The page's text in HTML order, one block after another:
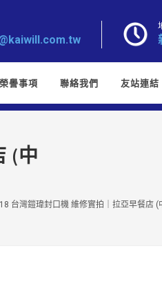
榮譽事項 聯絡我們 友站連結
(中
台灣鎧瑋封口機 維修實拍｜拉亞早餐店 (